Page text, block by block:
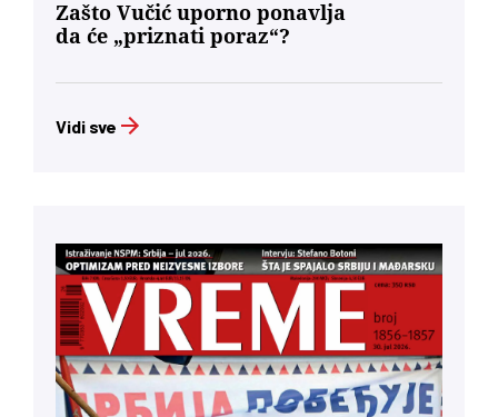
Zašto Vučić uporno ponavlja
da će „priznati poraz“?
Vidi sve